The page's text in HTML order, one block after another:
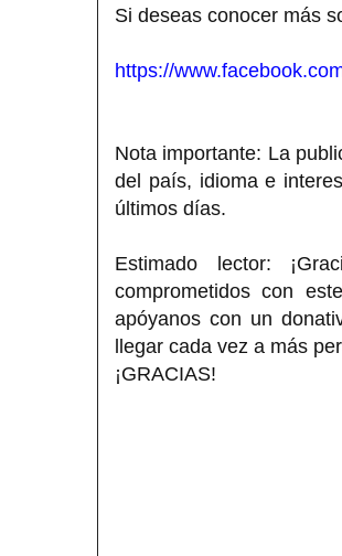
Si deseas conocer más
https://
Nota importante: La
del país, idioma e
últimos días.
Estimado lector:
comprometidos con
apóyanos con un
llegar cada vez a más
¡GRACIAS!